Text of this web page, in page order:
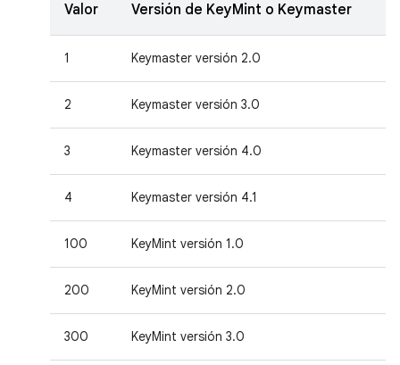
Valor Versión de KeyMint o Keymaster
1 Keymaster versión 2.0
2 Keymaster versión 3.0
3 Keymaster versión 4.0
4 Keymaster versión 4.1
100 KeyMint versión 1.0
200 KeyMint versión 2.0
300 KeyMint versión 3.0